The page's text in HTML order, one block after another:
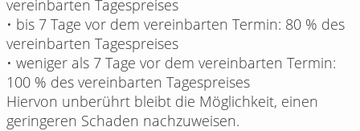
vereinbarten Tagespreises
• bis 7 Tage vor dem vereinbarten Termin: 80 % des
vereinbarten Tagespreises
• weniger als 7 Tage vor dem vereinbarten Termin:
100 % des vereinbarten Tagespreises
Hiervon unberührt bleibt die Möglichkeit, einen
geringeren Schaden nachzuweisen.